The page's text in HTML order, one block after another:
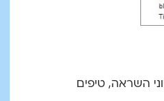
השראה, טיפים